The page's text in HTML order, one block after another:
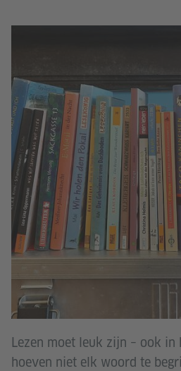
Lezen moet leuk zijn – ook in
hoeven niet elk woord te